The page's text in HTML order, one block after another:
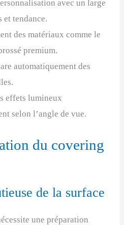
avec un large
tendance.
des matériaux comme le
premium.
automatiquement des
effets lumineux
selon l’angle de vue.
du covering
de la surface
une préparation